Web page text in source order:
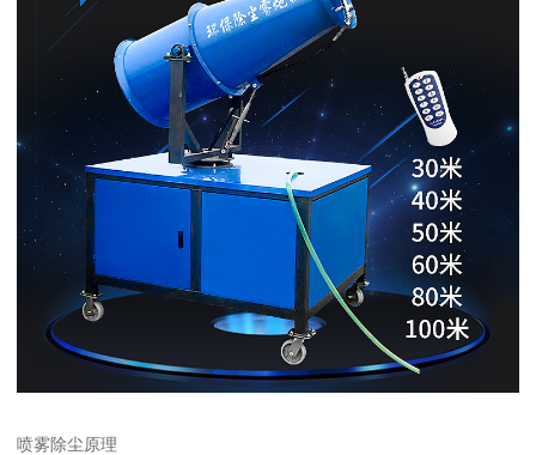
喷雾除尘原理